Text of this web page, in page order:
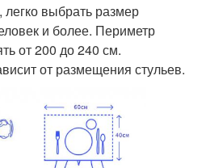
выбрать размер
и более. Периметр
от 200 до 240 см.
от размещения стульев.